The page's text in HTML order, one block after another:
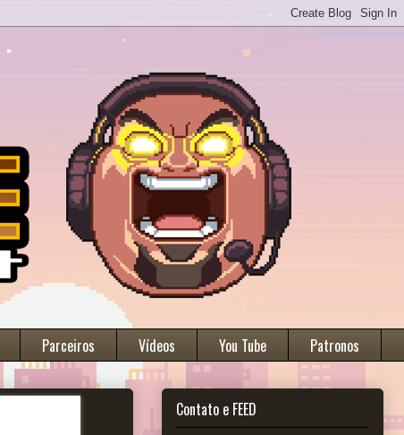
Parceiros Vídeos You Tube Patronos
Contato e FEED